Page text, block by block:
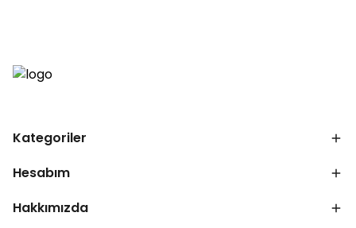
Kategoriler
Hesabım
Hakkımızda